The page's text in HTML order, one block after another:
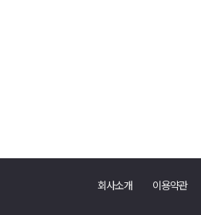
글
회사소개 이용약관